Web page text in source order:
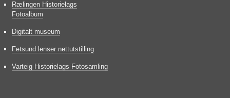
Rælingen Historielags
Fotoalbum
Digitalt museum
Fetsund lenser nettutstilling
Varteig Historielags Fotosamling